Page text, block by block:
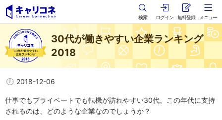
検索 ログイン 無料登録 メニュー
30代が働きやすい企業ランキング
2018
2018-12-06
仕事でもプライベートでも転機が訪れやすい30代。この年代に支持
されるのは、どのような企業なのでしょうか？